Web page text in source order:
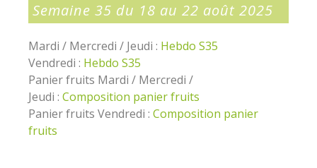
Semaine 35 du 18 au 22 août 2025
Mardi / Mercredi / Jeudi : Hebdo S35
Vendredi : Hebdo S35
Panier fruits Mardi / Mercredi /
Jeudi : Composition panier fruits
Panier fruits Vendredi : Composition panier
fruits